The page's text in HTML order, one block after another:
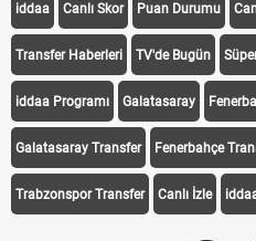
iddaa Canlı Skor Puan Durumu
Transfer Haberleri TV'de Bugün
iddaa Programı Galatasaray
Galatasaray Transfer Fenerbahçe
Trabzonspor Transfer Canlı İzle